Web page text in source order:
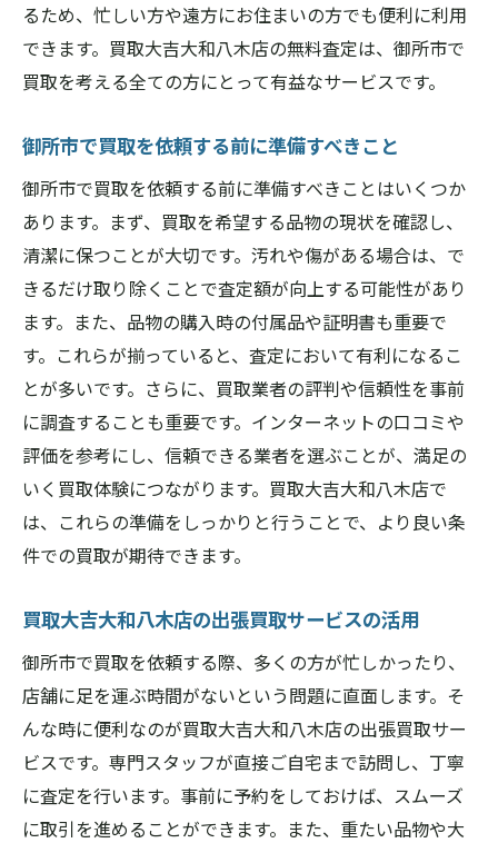
るため、忙しい方や遠方にお住まいの方でも便利に利用
できます。買取大吉大和八木店の無料査定は、御所市で
買取を考える全ての方にとって有益なサービスです。
御所市で買取を依頼する前に準備すべきこと
御所市で買取を依頼する前に準備すべきことはいくつか
あります。まず、買取を希望する品物の現状を確認し、
清潔に保つことが大切です。汚れや傷がある場合は、で
きるだけ取り除くことで査定額が向上する可能性があり
ます。また、品物の購入時の付属品や証明書も重要で
す。これらが揃っていると、査定において有利になるこ
とが多いです。さらに、買取業者の評判や信頼性を事前
に調査することも重要です。インターネットの口コミや
評価を参考にし、信頼できる業者を選ぶことが、満足の
いく買取体験につながります。買取大吉大和八木店で
は、これらの準備をしっかりと行うことで、より良い条
件での買取が期待できます。
買取大吉大和八木店の出張買取サービスの活用
御所市で買取を依頼する際、多くの方が忙しかったり、
店舗に足を運ぶ時間がないという問題に直面します。そ
んな時に便利なのが買取大吉大和八木店の出張買取サー
ビスです。専門スタッフが直接ご自宅まで訪問し、丁寧
に査定を行います。事前に予約をしておけば、スムーズ
に取引を進めることができます。また、重たい品物や大